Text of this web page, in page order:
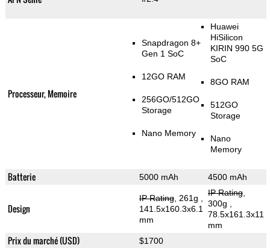
Processeur, Memoire
Snapdragon 8+
Gen 1 SoC
12GO RAM
256GO/512GO
Storage
Nano Memory
Huawei
HiSilicon
KIRIN 990 5G
SoC
8GO RAM
512GO
Storage
Nano
Memory
Batterie 5000 mAh 4500 mAh
Design
IP Rating, 261g
141.5x160.3x6.1
mm
IP Rating,
300g
78.5x161.3x11
mm
Prix du marché (USD) $1700